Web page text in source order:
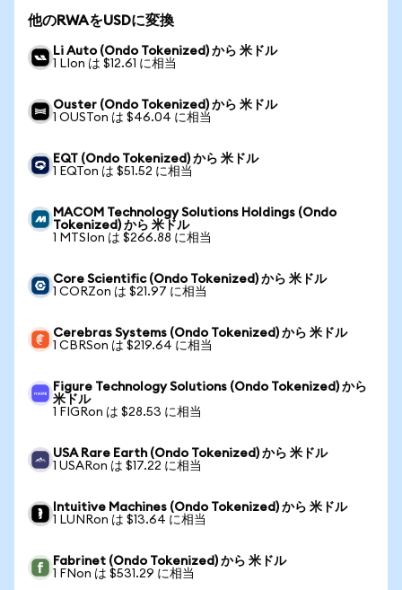
他のRWAをUSDに変換
Li Auto (Ondo Tokenized) から 米ドル
1 LIon は $12.61 に相当
Ouster (Ondo Tokenized) から 米ドル
1 OUSTon は $46.04 に相当
EQT (Ondo Tokenized) から 米ドル
1 EQTon は $51.52 に相当
MACOM Technology Solutions Holdings (Ondo
Tokenized) から 米ドル
1 MTSIon は $266.88 に相当
Core Scientific (Ondo Tokenized) から 米ドル
1 CORZon は $21.97 に相当
Cerebras Systems (Ondo Tokenized) から 米ドル
1 CBRSon は $219.64 に相当
Figure Technology Solutions (Ondo Tokenized) から
米ドル
1 FIGRon は $28.53 に相当
USA Rare Earth (Ondo Tokenized) から 米ドル
1 USARon は $17.22 に相当
Intuitive Machines (Ondo Tokenized) から 米ドル
1 LUNRon は $13.64 に相当
Fabrinet (Ondo Tokenized) から 米ドル
1 FNon は $531.29 に相当